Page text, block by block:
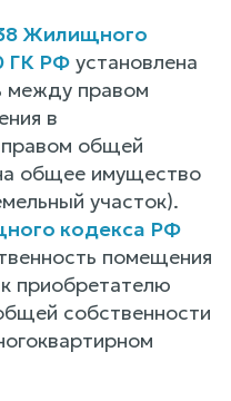
Жилищного
ГК РФ установлена
между правом
в
общей
общее имущество
участок).
кодекса РФ
помещения
приобретателю
собственности